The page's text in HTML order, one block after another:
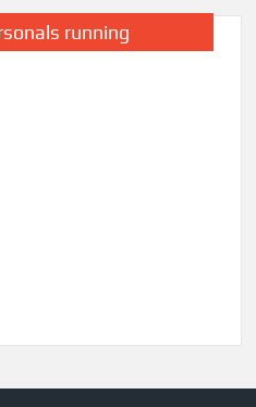
running